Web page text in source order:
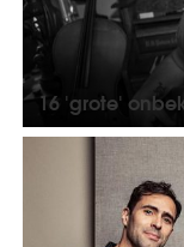
16 'grote'